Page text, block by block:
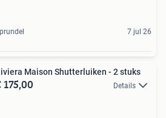
7 jul 26
Maison Shutterluiken - 2 stuks
175,00 Details